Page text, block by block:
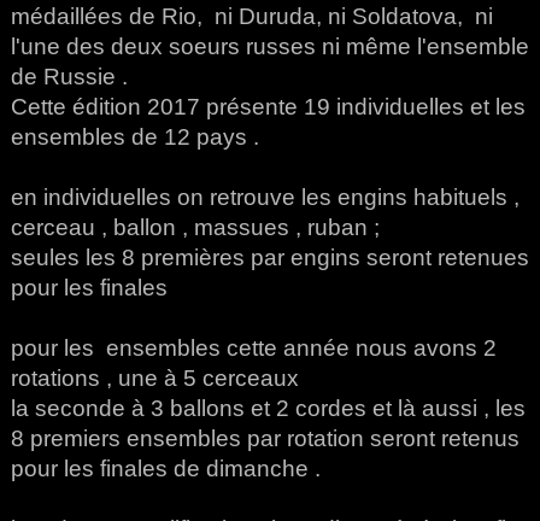
médaillées de Rio, ni Duruda, ni Soldatova, ni
l'une des deux soeurs russes ni même l'ensemble
de Russie .
Cette édition 2017 présente 19 individuelles et les
ensembles de 12 pays .
en individuelles on retrouve les engins habituels ,
cerceau , ballon , massues , ruban ;
seules les 8 premières par engins seront retenues
pour les finales
pour les ensembles cette année nous avons 2
rotations , une à 5 cerceaux
la seconde à 3 ballons et 2 cordes et là aussi , les
8 premiers ensembles par rotation seront retenus
pour les finales de dimanche .